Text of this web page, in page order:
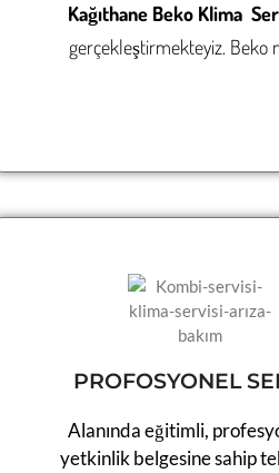
Kağıthane Beko Klima
gerçekleştirmekteyiz. Beko
PROFOSYONEL
Alanında eğitimli,
yetkinlik belgesine sahip